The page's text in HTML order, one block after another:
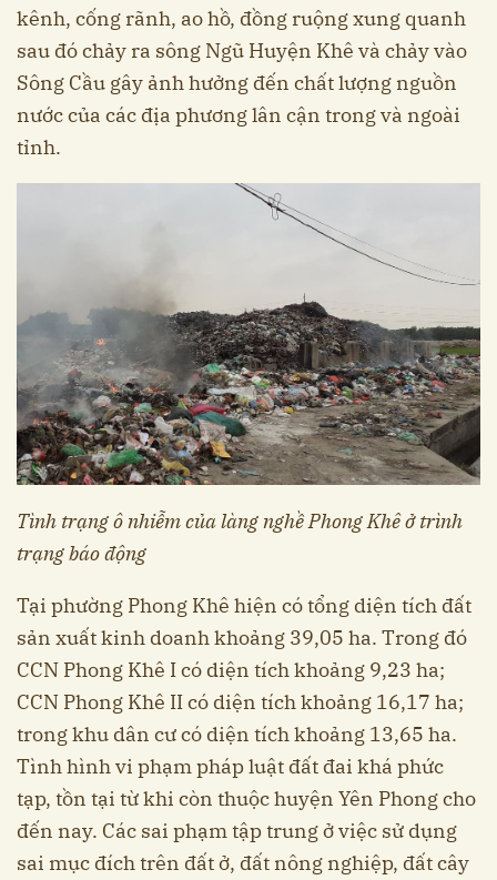
kênh, cống rãnh, ao hồ, đồng ruộng xung quanh
sau đó chảy ra sông Ngũ Huyện Khê và chảy vào
Sông Cầu gây ảnh hưởng đến chất lượng nguồn
nước của các địa phương lân cận trong và ngoài
tỉnh.
Tình trạng ô nhiễm của làng nghề Phong Khê ở trình
trạng báo động
Tại phường Phong Khê hiện có tổng diện tích đất
sản xuất kinh doanh khoảng 39,05 ha. Trong đó
CCN Phong Khê I có diện tích khoảng 9,23 ha;
CCN Phong Khê II có diện tích khoảng 16,17 ha;
trong khu dân cư có diện tích khoảng 13,65 ha.
Tình hình vi phạm pháp luật đất đai khá phức
tạp, tồn tại từ khi còn thuộc huyện Yên Phong cho
đến nay. Các sai phạm tập trung ở việc sử dụng
sai mục đích trên đất ở, đất nông nghiệp, đất cây